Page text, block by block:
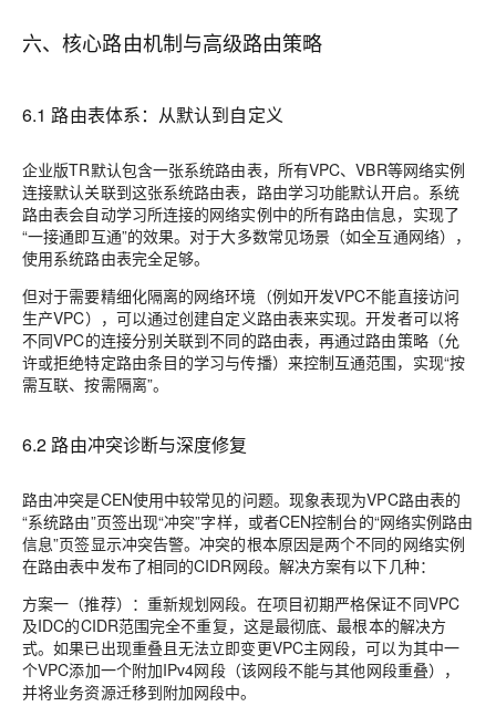
六、核心路由机制与高级路由策略
6.1 路由表体系：从默认到自定义
企业版TR默认包含一张系统路由表，所有VPC、VBR等网络实例
连接默认关联到这张系统路由表，路由学习功能默认开启。系统
路由表会自动学习所连接的网络实例中的所有路由信息，实现了
“一接通即互通”的效果。对于大多数常见场景（如全互通网络），
使用系统路由表完全足够。
但对于需要精细化隔离的网络环境（例如开发VPC不能直接访问
生产VPC），可以通过创建自定义路由表来实现。开发者可以将
不同VPC的连接分别关联到不同的路由表，再通过路由策略（允
许或拒绝特定路由条目的学习与传播）来控制互通范围，实现“按
需互联、按需隔离”。
6.2 路由冲突诊断与深度修复
路由冲突是CEN使用中较常见的问题。现象表现为VPC路由表的
“系统路由”页签出现“冲突”字样，或者CEN控制台的“网络实例路由
信息”页签显示冲突告警。冲突的根本原因是两个不同的网络实例
在路由表中发布了相同的CIDR网段。解决方案有以下几种：
方案一（推荐）：重新规划网段。在项目初期严格保证不同VPC
及IDC的CIDR范围完全不重复，这是最彻底、最根本的解决方
式。如果已出现重叠且无法立即变更VPC主网段，可以为其中一
个VPC添加一个附加IPv4网段（该网段不能与其他网段重叠），
并将业务资源迁移到附加网段中。